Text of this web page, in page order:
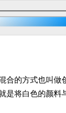
合的方式也叫做
是将白色的颜料